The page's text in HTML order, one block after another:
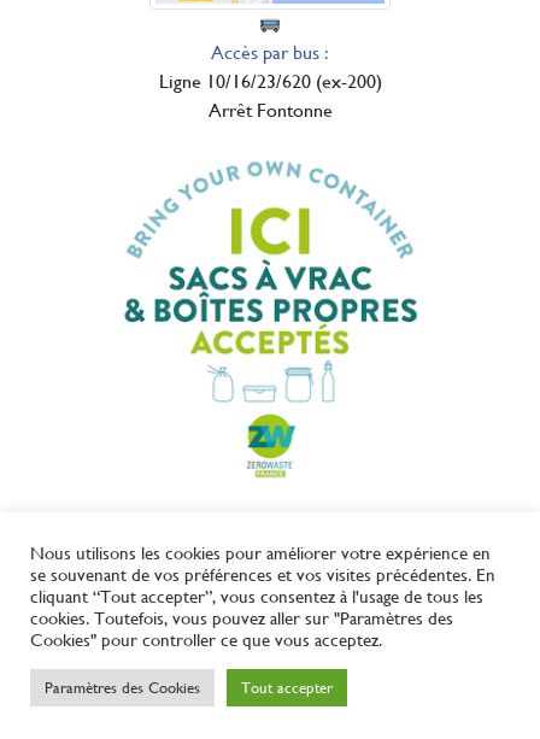
Accès par bus :
Ligne 10/16/23/620 (ex-200)
Arrêt Fontonne
Mentions légales CGU et CGV
Politique de
confidentialité
Nous utilisons les cookies pour améliorer votre expérience en
se souvenant de vos préférences et vos visites précédentes. En
cliquant “Tout accepter”, vous consentez à l'usage de tous les
cookies. Toutefois, vous pouvez aller sur "Paramètres des
Cookies" pour controller ce que vous acceptez.
Paramètres des Cookies Tout accepter